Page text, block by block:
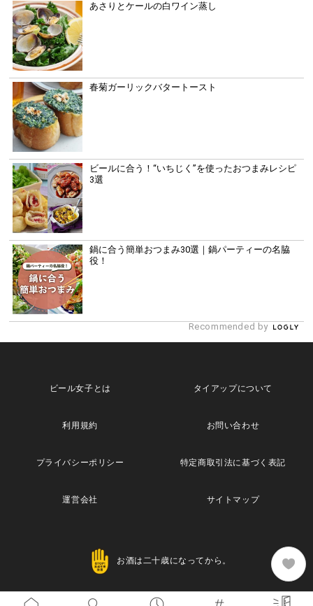
あさりとケールの白ワイン蒸し
春菊ガーリックバタートースト
ビールに合う！“いちじく”を使ったおつまみレシピ
3選
鍋に合う簡単おつまみ30選｜鍋パーティーの名脇
役！
Recommended by
ビール女子とは タイアップについて
利用規約 お問い合わせ
プライバシーポリシー 特定商取引法に基づく表記
運営会社 サイトマップ
お酒は二十歳になってから。
Copyright© 2013 Maische Inc. All Rights Reserved